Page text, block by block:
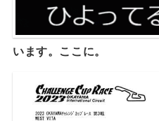
います。ここに。